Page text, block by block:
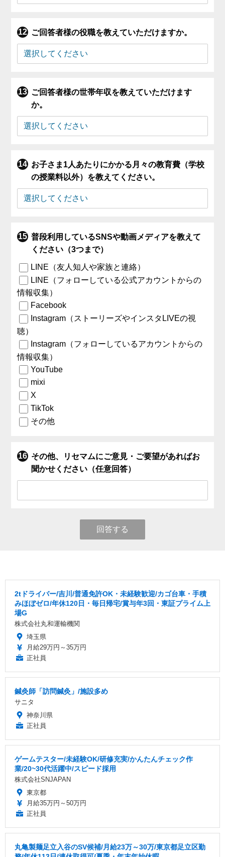
ご回答者様の役職を教えていただけますか。
ご回答者様の世帯年収を教えていただけます
か。
お子さま1人あたりにかかる月々の教育費（学校
の授業料以外）を教えてください。
普段利用しているSNSや動画メディアを教えて
ください（3つまで）
LINE（友人知人や家族と連絡）
LINE（フォローしている公式アカウントからの
情報収集）
Facebook
Instagram（ストーリーズやインスタLIVEの視
聴）
Instagram（フォローしているアカウントからの
情報収集）
YouTube
mixi
X
TikTok
その他
その他、リセマムにご意見・ご要望があればお
聞かせください（任意回答）
回答する
2tドライバー/吉川/普通免許OK・未経験歓迎/カゴ台車・手積
みほぼゼロ/年休120日・毎日帰宅/賞与年3回・東証プライム上
場G
株式会社丸和運輸機関
埼玉県
月給29万円～35万円
正社員
鍼灸師「訪問鍼灸」/施設多め
サニタ
神奈川県
正社員
ゲームテスター/未経験OK/研修充実/かんたんチェック作
業/20~30代活躍中/スピード採用
株式会社SNJAPAN
東京都
月給35万円～50万円
正社員
丸亀製麺足立入谷のSV候補/月給23万～30万/東京都足立区勤